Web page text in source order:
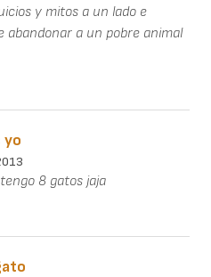
y mitos a un lado e
abandonar a un pobre animal
yo
8 gatos jaja